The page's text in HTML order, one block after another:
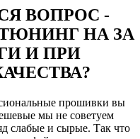
потому в чипе
по двигателю
и буквально
ощутима:
более 5,5 тыс
ВОПРОС -
НА ЗА
И ПРИ
прошивки вы
мы не советуем
слабые и сырые. Так что